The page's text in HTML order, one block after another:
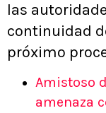
las
continuidad
próximo
Amistoso
amenaza